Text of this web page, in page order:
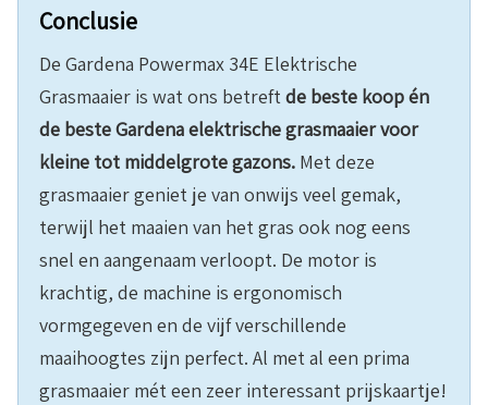
Conclusie
De Gardena Powermax 34E Elektrische
Grasmaaier is wat ons betreftde beste koop én
de beste Gardena elektrische grasmaaier voor
kleine tot middelgrote gazons. Met deze
grasmaaier geniet je van onwijs veel gemak,
terwijl het maaien van het gras ook nog eens
snel en aangenaam verloopt. De motor is
krachtig, de machine is ergonomisch
vormgegeven en de vijf verschillende
maaihoogtes zijn perfect. Al met al een prima
grasmaaier mét een zeer interessant prijskaartje!